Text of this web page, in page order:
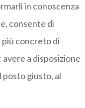
in conoscenza
consente di
concreto di
a disposizione
giusto, al